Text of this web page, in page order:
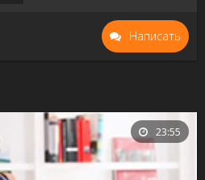
Написать
23:55